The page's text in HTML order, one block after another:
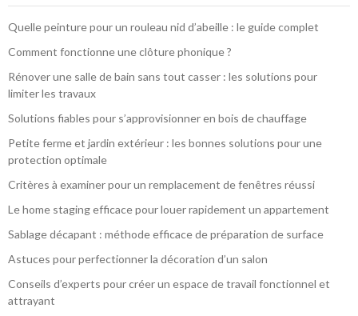
Quelle peinture pour un rouleau nid d’abeille : le guide complet
Comment fonctionne une clôture phonique ?
Rénover une salle de bain sans tout casser : les solutions pour
limiter les travaux
Solutions fiables pour s’approvisionner en bois de chauffage
Petite ferme et jardin extérieur : les bonnes solutions pour une
protection optimale
Critères à examiner pour un remplacement de fenêtres réussi
Le home staging efficace pour louer rapidement un appartement
Sablage décapant : méthode efficace de préparation de surface
Astuces pour perfectionner la décoration d’un salon
Conseils d’experts pour créer un espace de travail fonctionnel et
attrayant